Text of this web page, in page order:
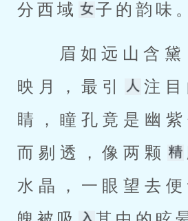
分西域
子的韵味
映月，最引
注
睛，瞳孔竟是幽紫
而剔透，像两颗
水晶，一眼望去便